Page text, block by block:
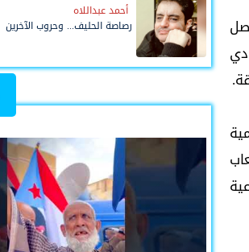
أحمد عبداللاه
رصاصة الحليف... وحروب الآخرين